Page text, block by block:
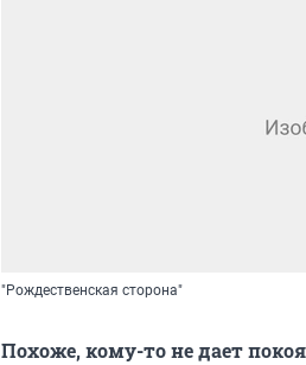
"Рождественская сторона"
Похоже, кому-то не дает